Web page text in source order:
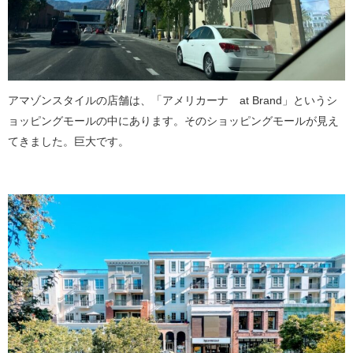
アマゾンスタイルの店舗は、「アメリカーナ at Brand」というシ
ョッピングモールの中にあります。そのショッピングモールが見え
てきました。巨大です。